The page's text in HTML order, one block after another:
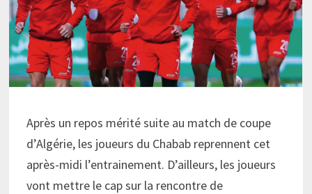
Après un repos mérité suite au match de coupe
d’Algérie, les joueurs du Chabab reprennent cet
après-midi l’entrainement. D’ailleurs, les joueurs
vont mettre le cap sur la rencontre de